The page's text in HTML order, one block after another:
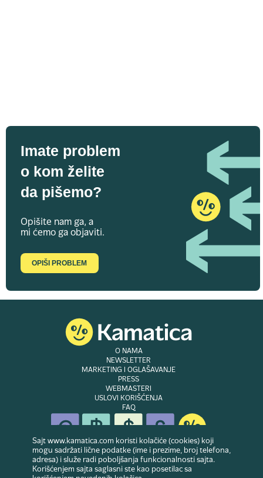
Imate problem
o kom želite
da pišemo?
Opišite nam ga, a
mi ćemo ga objaviti.
OPIŠI PROBLEM
O NAMA
NEWSLETTER
MARKETING I OGLAŠAVANJE
PRESS
WEBMASTERI
USLOVI KORIŠĆENJA
FAQ
© Copyright 2007-2026. Website developed & owned byDubes doo
zadržana
Sajt www.kamatica.com koristi kolačiće (cookies) koji
mogu sadržati lične podatke (ime i prezime, broj telefona,
adresa) i služe radi poboljšanja funkcionalnosti sajta.
Korišćenjem sajta saglasni ste kao posetilac sa